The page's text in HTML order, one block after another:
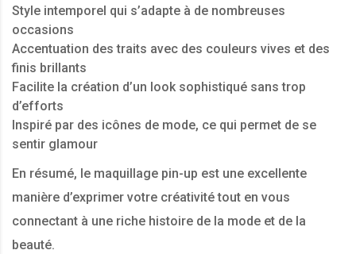
Style intemporel qui s’adapte à de nombreuses
occasions
Accentuation des traits avec des couleurs vives et des
finis brillants
Facilite la création d’un look sophistiqué sans trop
d’efforts
Inspiré par des icônes de mode, ce qui permet de se
sentir glamour
En résumé, le maquillage pin-up est une excellente
manière d’exprimer votre créativité tout en vous
connectant à une riche histoire de la mode et de la
beauté.